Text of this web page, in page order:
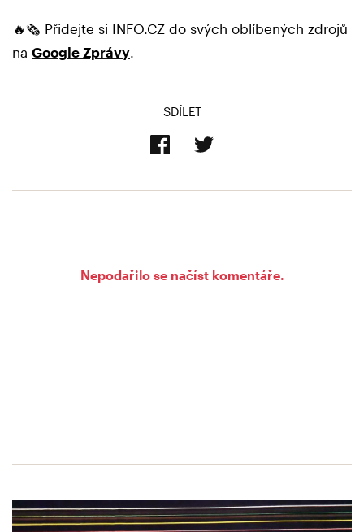
🔥🗞️ Přidejte si INFO.CZ do svých oblíbených zdrojů
na Google Zprávy.
SDÍLET
Nepodařilo se načíst komentáře.